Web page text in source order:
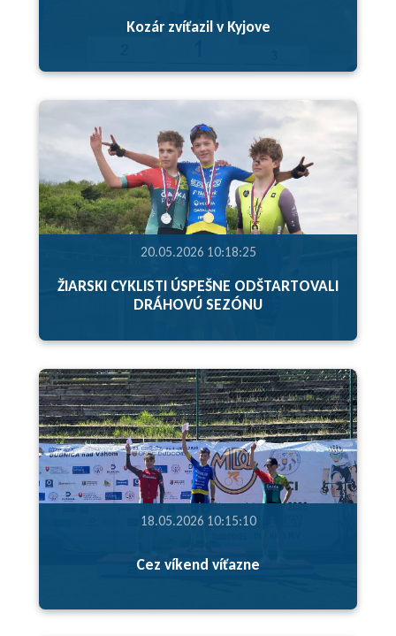
Kozár zvíťazil v Kyjove
20.05.2026 10:18:25
ŽIARSKI CYKLISTI ÚSPEŠNE ODŠTARTOVALI
DRÁHOVÚ SEZÓNU
18.05.2026 10:15:10
Cez víkend víťazne